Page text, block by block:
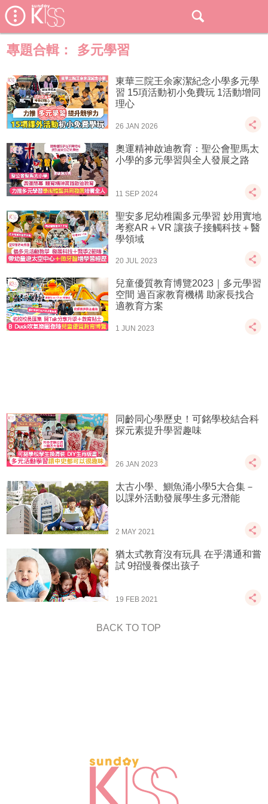
專題合輯： 多元學習
東華三院王余家潔紀念小學多元學
習 15項活動初小免費玩 1活動增同
理心
26 JAN 2026
奧運精神啟迪教育：聖公會聖馬太
小學的多元學習與全人發展之路
11 SEP 2024
聖安多尼幼稚園多元學習 妙用實地
考察AR＋VR 讓孩子接觸科技＋醫
學領域
20 JUL 2023
兒童優質教育博覽2023｜多元學習
空間 過百家教育機構 助家長找合
適教育方案
1 JUN 2023
同齡同心學歷史！可銘學校結合科
探元素提升學習趣味
26 JAN 2023
太古小學、鰂魚涌小學5大合集－
以課外活動發展學生多元潛能
2 MAY 2021
猶太式教育沒有玩具 在乎溝通和嘗
試 9招慢養傑出孩子
19 FEB 2021
BACK TO TOP